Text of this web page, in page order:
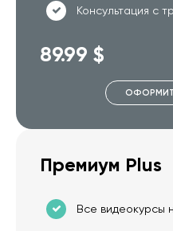
Консультация с
89.99 $
Премиум Plus
Все видеокурсы